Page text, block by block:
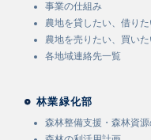
事業の仕組み
農地を貸したい、借り
農地を売りたい、買い
各地域連絡先一覧
林業緑化部
森林整備支援・森林資